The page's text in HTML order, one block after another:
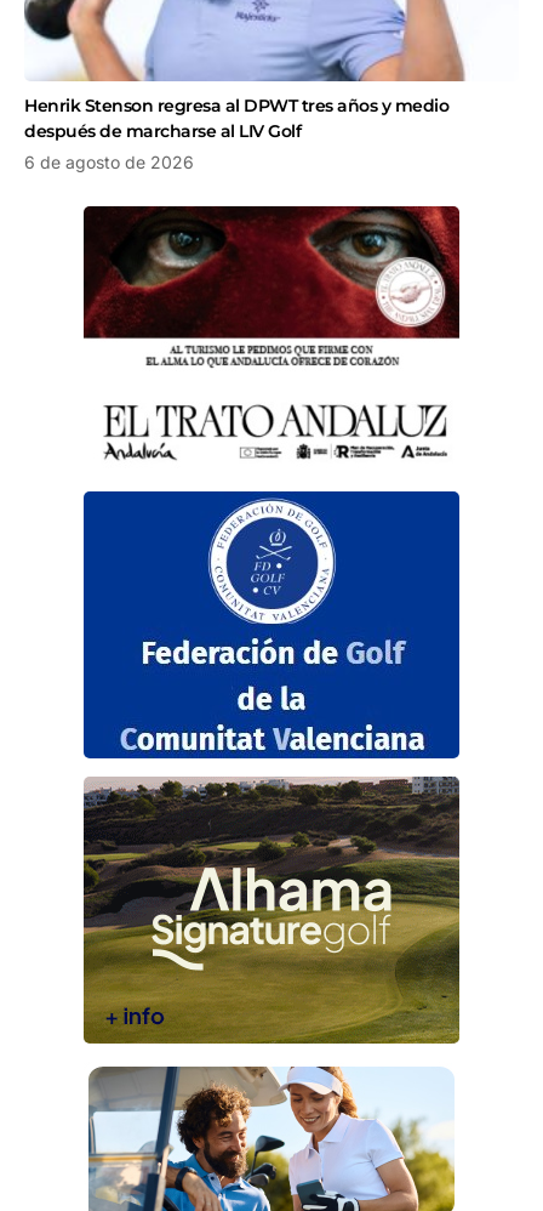
Henrik Stenson regresa al DPWT tres años y medio
después de marcharse al LIV Golf
6 de agosto de 2026